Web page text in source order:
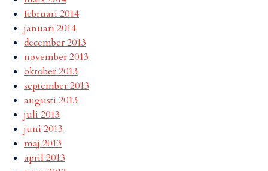
februari 2014
januari 2014
december 2013
november 2013
oktober 2013
september 2013
augusti 2013
juli 2013
juni 2013
maj 2013
april 2013